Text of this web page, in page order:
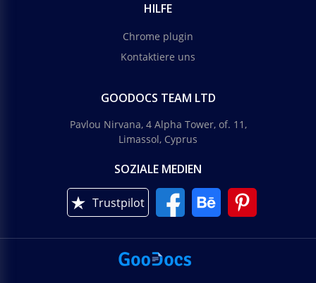
HILFE
Chrome plugin
Kontaktiere uns
GOODOCS TEAM LTD
Pavlou Nirvana, 4 Alpha Tower, of. 11,
Limassol, Cyprus
SOZIALE MEDIEN
Trustpilot